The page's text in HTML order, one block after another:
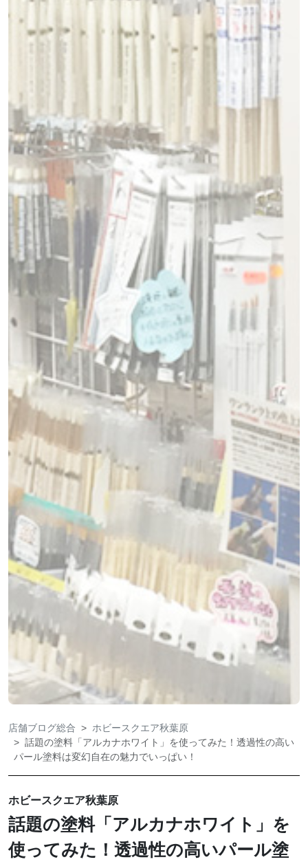
店舗ブログ総合
ホビースクエア秋葉原
話題の塗料「アルカナホワイト」を使ってみた！透過性の高い
パール塗料は変幻自在の魅力でいっぱい！
ホビースクエア秋葉原
話題の塗料「アルカナホワイト」を
使ってみた！透過性の高いパール塗